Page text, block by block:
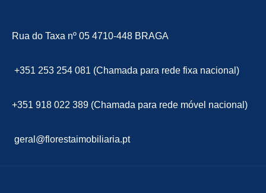
Rua do Taxa nº 05 4710-448 BRAGA
+351 253 254 081 (Chamada para rede fixa nacional)
+351 918 022 389 (Chamada para rede móvel nacional)
geral@florestaimobiliaria.pt